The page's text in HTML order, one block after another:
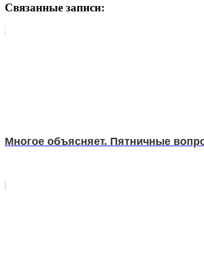
Связанные записи:
Многое объясняет. Пятничные